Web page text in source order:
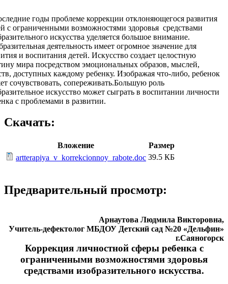
годы проблеме коррекции отклоняющегося развития
с ограниченными возможностями здоровья средствами
искусства уделяется большое внимание.
деятельность имеет огромное значение для
и воспитания детей. Искусство создает целостную
мира посредством эмоциональных образов, мыслей,
доступных каждому ребенку. Изображая что-либо, ребенок
сочувствовать, сопереживать.Большую роль
искусство может сыграть в воспитании личности
с проблемами в развитии.
Скачать:
Вложение
Размер
artterapiya_v_korrekcionnoy_rabote.doc 39.5 КБ
Предварительный просмотр:
Арнаутова Людмила Викторовна,
Учитель-дефектолог МБДОУ Детский сад №20 «Дельфин»
г.Саяногорск
Коррекция личностной сферы ребенка с
ограниченными возможностями здоровья
средствами изобразительного искусства.